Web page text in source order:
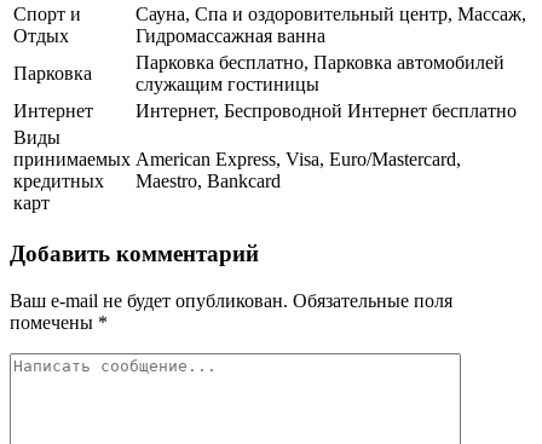
Спорт и
Отдых
Сауна, Спа и оздоровительный центр, Массаж,
Гидромассажная ванна
Парковка
Парковка бесплатно, Парковка автомобилей
служащим гостиницы
Интернет
Интернет, Беспроводной Интернет бесплатно
Виды
принимаемых
кредитных
карт
American Express, Visa, Euro/Mastercard,
Maestro, Bankcard
Добавить комментарий
Ваш e-mail не будет опубликован. Обязательные поля
помечены *